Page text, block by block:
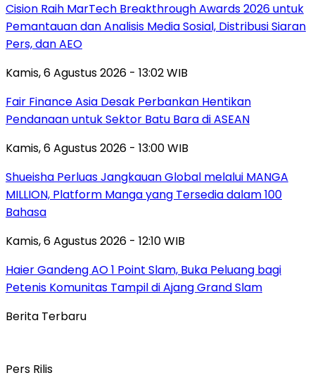
Cision Raih MarTech Breakthrough Awards 2026 untuk
Pemantauan dan Analisis Media Sosial, Distribusi Siaran
Pers, dan AEO
Kamis, 6 Agustus 2026 - 13:02 WIB
Fair Finance Asia Desak Perbankan Hentikan
Pendanaan untuk Sektor Batu Bara di ASEAN
Kamis, 6 Agustus 2026 - 13:00 WIB
Shueisha Perluas Jangkauan Global melalui MANGA
MILLION, Platform Manga yang Tersedia dalam 100
Bahasa
Kamis, 6 Agustus 2026 - 12:10 WIB
Haier Gandeng AO 1 Point Slam, Buka Peluang bagi
Petenis Komunitas Tampil di Ajang Grand Slam
Berita Terbaru
Pers Rilis